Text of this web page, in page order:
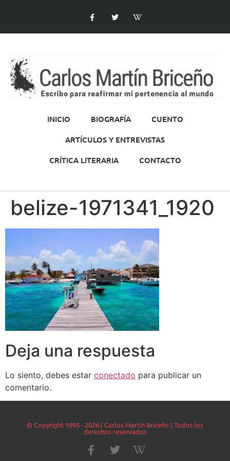
INICIO BIOGRAFÍA
CUENTO
ARTÍCULOS Y ENTREVISTAS
CRÍTICA LITERARIA
CONTACTO
belize-1971341_1920
Deja una respuesta
Lo siento, debes estar conectado para publicar un
comentario.
© Copyright 1995 - 2026 | Carlos Martín Briceño | Todos los
derechos reservados